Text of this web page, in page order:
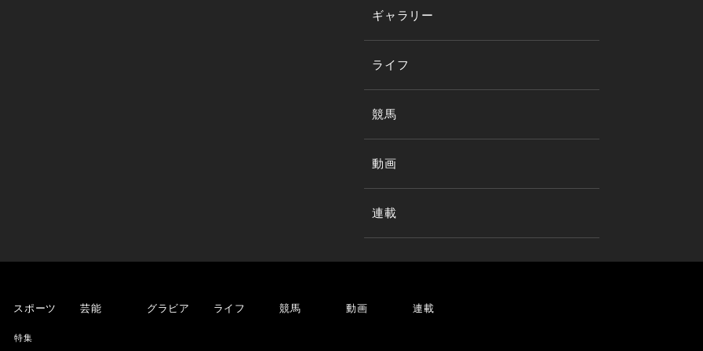
ギャラリー
ライフ
競馬
動画
連載
スポーツ
特集
芸能 グラビア ライフ 競馬 動画 連載